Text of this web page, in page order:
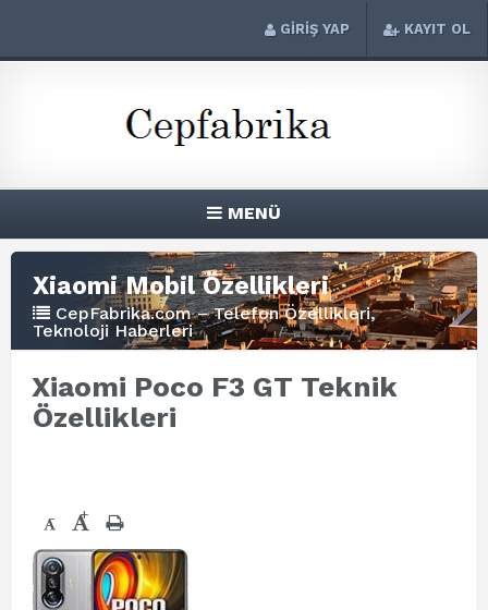
GİRİŞ YAP KAYIT OL
MENÜ
Xiaomi Mobil Özellikleri
CepFabrika.com – Telefon Özellikleri,
Teknoloji Haberleri
Xiaomi Poco F3 GT Teknik
Özellikleri
- +